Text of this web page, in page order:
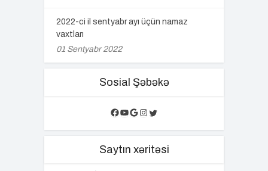
2022-ci il sentyabr ayı üçün namaz
vaxtları
01 Sentyabr 2022
Sosial Şəbəkə
Facebook
YouTube
Google
Instagram
Twitter
Saytın xəritəsi